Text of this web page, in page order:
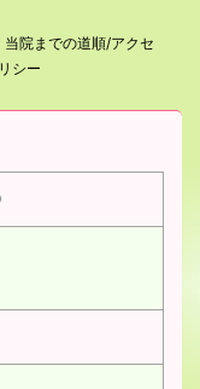
当院までの道順/アクセ
シー